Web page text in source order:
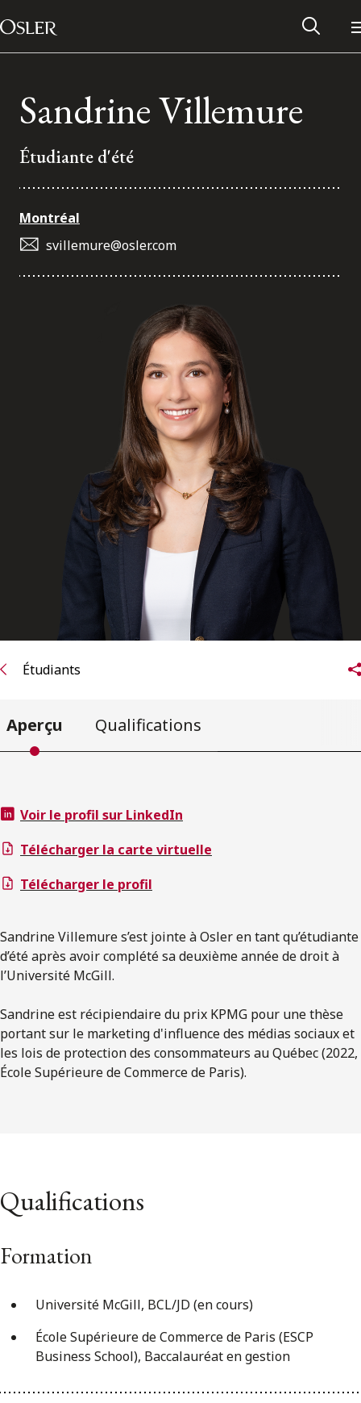
Passer au contenu
Main Navigation
Réseau des anciens d’Osler
S’abonner aux articles Osler
Sandrine Villemure
Étudiante d'été
Montréal
svillemure@osler.com
Étudiants
Aperçu Qualifications
Voir le profil sur LinkedIn
Télécharger la carte virtuelle
Télécharger le profil
Sandrine Villemure s’est jointe à Osler en tant qu’étudiante
d’été après avoir complété sa deuxième année de droit à
l’Université McGill.
Sandrine est récipiendaire du prix KPMG pour une thèse
portant sur le marketing d'influence des médias sociaux et
les lois de protection des consommateurs au Québec (2022,
École Supérieure de Commerce de Paris).
Qualifications
Formation
Université McGill, BCL/JD (en cours)
École Supérieure de Commerce de Paris (ESCP
Business School), Baccalauréat en gestion